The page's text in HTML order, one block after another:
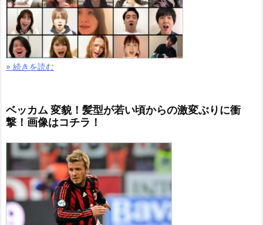
» 続きを読む
ベッカム 変貌！髪型が若い頃からの激変ぶりに衝
撃！画像はコチラ！